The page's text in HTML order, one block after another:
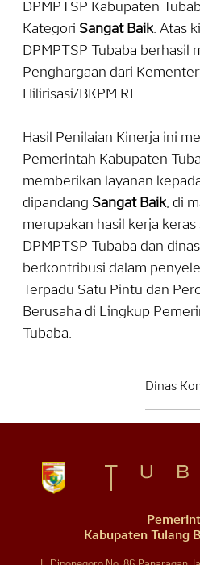
DPMPTSP Kabupaten
Kategori Sangat Baik. Atas
DPMPTSP Tubaba berhasil
Penghargaan dari
Hilirisasi/BKPM RI.
Hasil Penilaian Kinerja ini
Pemerintah Kabupaten
memberikan layanan
dipandang Sangat Baik, di
merupakan hasil kerja
DPMPTSP Tubaba dan
berkontribusi dalam
Terpadu Satu Pintu dan
Berusaha di Lingkup
Tubaba.
Dinas
Kabupaten Tulang